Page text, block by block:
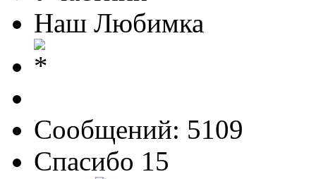
Наш Любимка
Сообщений: 5109
Спасибо 15